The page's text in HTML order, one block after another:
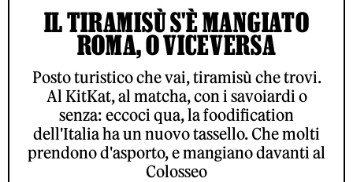
IL TIRAMISÙ S'È MANGIATO
ROMA, O VICEVERSA
Posto turistico che vai, tiramisù che trovi.
Al KitKat, al matcha, con i savoiardi o
senza: eccoci qua, la foodification
dell'Italia ha un nuovo tassello. Che molti
prendono d'asporto, e mangiano davanti al
Colosseo